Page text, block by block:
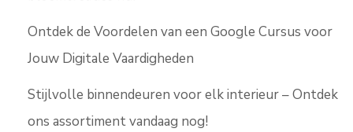
Ontdek de Voordelen van een Google Cursus voor
Jouw Digitale Vaardigheden
Stijlvolle binnendeuren voor elk interieur – Ontdek
ons assortiment vandaag nog!